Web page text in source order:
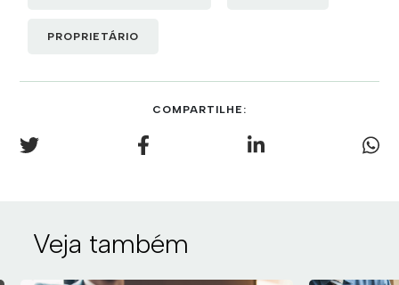
PROPRIETÁRIO
COMPARTILHE:
Veja também